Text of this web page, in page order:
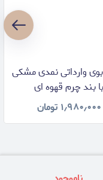
کلاه کابوی وارداتی نمدی مشکی
با بند چرم قهوه ای
۱٫۹۸۰٫۰۰۰ تومان